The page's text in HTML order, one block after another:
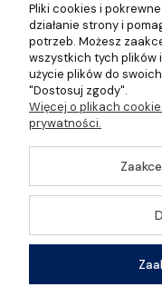
©2026 Wszelkie Prawa
Wyposażenie
Sklep
Pliki cookies i
działanie strony i
potrzeb. Możesz
wszystkich tych plików
użycie plików do
"Dostosuj zgody".
Więcej o plikach
prywatności.